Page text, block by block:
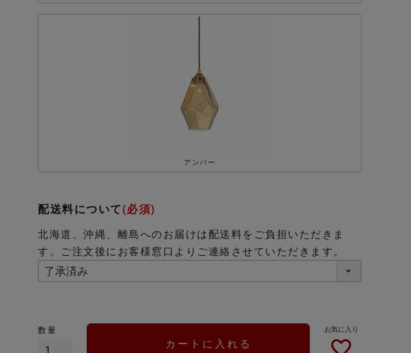
グレー
アンバー
配送料について(必須)
北海道、沖縄、離島へのお届けは配送料をご負担いただきま
す。ご注文後にお客様窓口よりご連絡させていただきます。
カートに入れる